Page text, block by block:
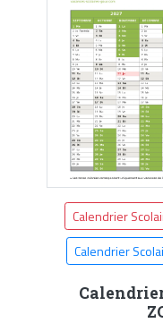
Calendrier
Calendrier